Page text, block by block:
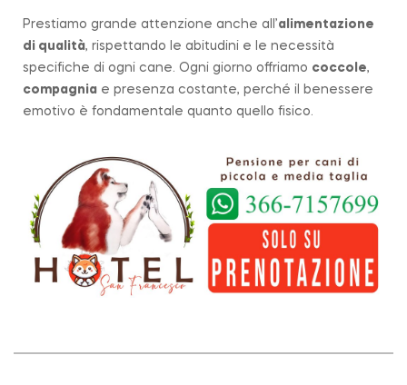
Prestiamo grande attenzione anche all’alimentazione
di qualità, rispettando le abitudini e le necessità
specifiche di ogni cane. Ogni giorno offriamo coccole,
compagnia e presenza costante, perché il benessere
emotivo è fondamentale quanto quello fisico.